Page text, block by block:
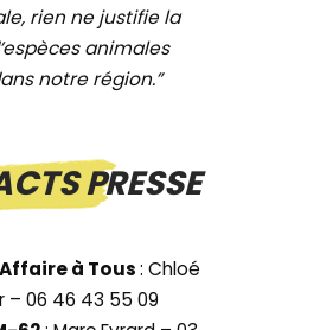
rien ne justifie la
animales
notre région.”
PRESSE
à Tous: Chloé
– 06 46 43 55 09